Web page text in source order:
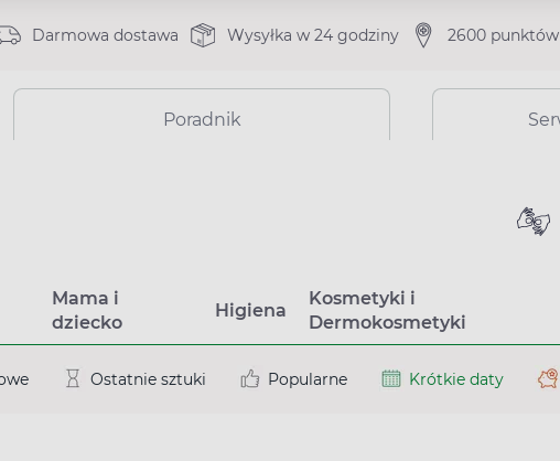
Darmowa dostawa Wysyłka w 24 godziny 2600
Poradnik
Mama i
dziecko
Higiena
Kosmetyki i
Dermokosmetyki
Ostatnie sztuki Popularne Krótkie daty